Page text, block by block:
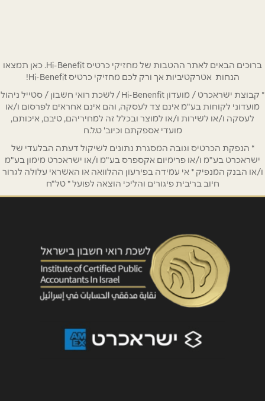
טלפון*
אימייל*
אנא חזרו אלי בקשר ל...
שליחה
ברוכים הבאים לאתר ההטבות של מחזיקי כרטיס Hi-Benefit. כאן תמצאו
הנחות אטרקטיביות אך ורק לכם מחזיקי כרטיס Hi-Benefit!
* קבוצת ישראכרט / מועדון Hi-Benenfit / לשכת רואי חשבון / סטייל ניהול
מועדוני לקוחות בע"מ אינם צד לעסקה, והם אינם אחראים לפרסום ו/או
לעסקה ו/או לשירות ו/או למוצר ובכלל זה למחיריהם, טיבם, איכותם,
מועדי אספקתם וכיוב' ט.ל.ח
* הנפקת הכרטיס וגובה המסגרת נתונים לשיקול דעתה הבלעדי של
ישראכרט בע"מ ו/או פרימיום אקספרס בע"מ ו/או ישראכרט מימון בע"מ
ו/או הבנק המנפיק * אי עמידה בפירעון ההלוואה או האשראי עלולה לגרור
חיוב בריבית פיגורים והליכי הוצאה לפועל * טל"ח